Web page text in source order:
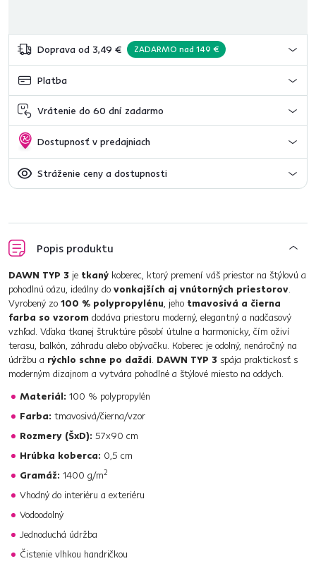
Doprava od 3,49 € ZADARMO nad 149 €
Platba
Vrátenie do 60 dní zadarmo
Dostupnosť v predajniach
Stráženie ceny a dostupnosti
Popis produktu
DAWN TYP 3 je tkaný koberec, ktorý premení váš priestor na štýlovú a
pohodlnú oázu, ideálny do vonkajších aj vnútorných priestorov.
Vyrobený zo 100 % polypropylénu, jeho tmavosivá a čierna
farba so vzorom dodáva priestoru moderný, elegantný a nadčasový
vzhľad. Vďaka tkanej štruktúre pôsobí útulne a harmonicky, čím oživí
terasu, balkón, záhradu alebo obývačku. Koberec je odolný, nenáročný na
údržbu a rýchlo schne po daždi. DAWN TYP 3 spája praktickosť s
moderným dizajnom a vytvára pohodlné a štýlové miesto na oddych.
Materiál: 100 % polypropylén
Farba: tmavosivá/čierna/vzor
Rozmery (ŠxD): 57x90 cm
Hrúbka koberca: 0,5 cm
Gramáž: 1400 g/m2
Vhodný do interiéru a exteriéru
Vodoodolný
Jednoduchá údržba
Čistenie vlhkou handričkou